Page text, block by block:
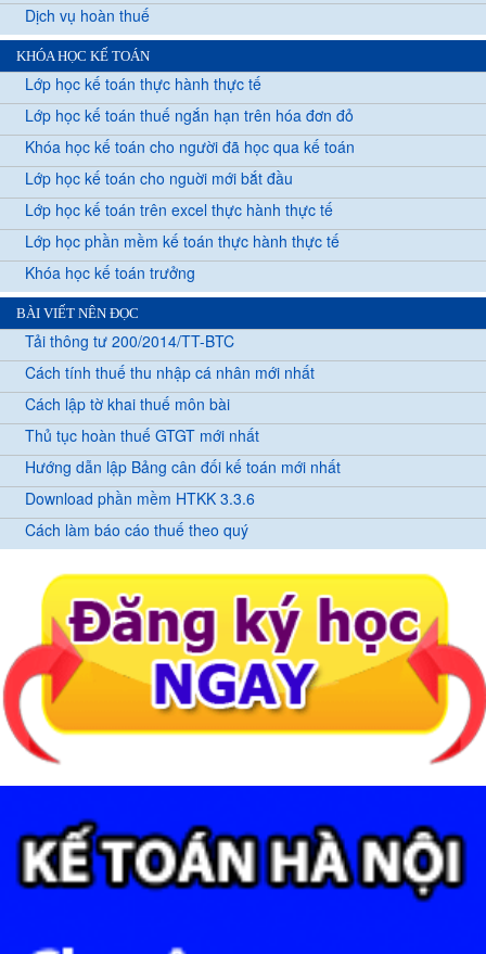
Dịch vụ hoàn thuế
KHÓA HỌC KẾ TOÁN
Lớp học kế toán thực hành thực tế
Lớp học kế toán thuế ngắn hạn trên hóa đơn đỏ
Khóa học kế toán cho người đã học qua kế toán
Lớp học kế toán cho nguời mới bắt đầu
Lớp học kế toán trên excel thực hành thực tế
Lớp học phần mềm kế toán thực hành thực tế
Khóa học kế toán trưởng
BÀI VIẾT NÊN ĐỌC
Tải thông tư 200/2014/TT-BTC
Cách tính thuế thu nhập cá nhân mới nhất
Cách lập tờ khai thuế môn bài
Thủ tục hoàn thuế GTGT mới nhất
Hướng dẫn lập Bảng cân đối kế toán mới nhất
Download phần mềm HTKK 3.3.6
Cách làm báo cáo thuế theo quý